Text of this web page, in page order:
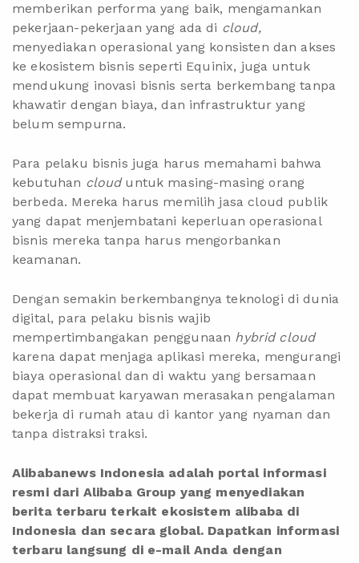
memberikan performa yang baik, mengamankan
pekerjaan-pekerjaan yang ada di cloud,
menyediakan operasional yang konsisten dan akses
ke ekosistem bisnis seperti Equinix, juga untuk
mendukung inovasi bisnis serta berkembang tanpa
khawatir dengan biaya, dan infrastruktur yang
belum sempurna.
Para pelaku bisnis juga harus memahami bahwa
kebutuhan cloud untuk masing-masing orang
berbeda. Mereka harus memilih jasa cloud publik
yang dapat menjembatani keperluan operasional
bisnis mereka tanpa harus mengorbankan
keamanan.
Dengan semakin berkembangnya teknologi di dunia
digital, para pelaku bisnis wajib
mempertimbangakan penggunaan hybrid cloud
karena dapat menjaga aplikasi mereka, mengurangi
biaya operasional dan di waktu yang bersamaan
dapat membuat karyawan merasakan pengalaman
bekerja di rumah atau di kantor yang nyaman dan
tanpa distraksi traksi.
Alibabanews Indonesia adalah portal informasi
resmi dari Alibaba Group yang menyediakan
berita terbaru terkait ekosistem alibaba di
Indonesia dan secara global. Dapatkan informasi
terbaru langsung di e-mail Anda dengan